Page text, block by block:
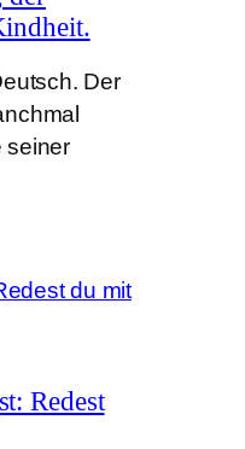
Der
seiner
Redest